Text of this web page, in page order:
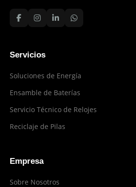
Servicios
Soluciones de Energía
Ensamble de Baterías
Servicio Técnico de Relojes
Reciclaje de Pilas
Empresa
Sobre Nosotros